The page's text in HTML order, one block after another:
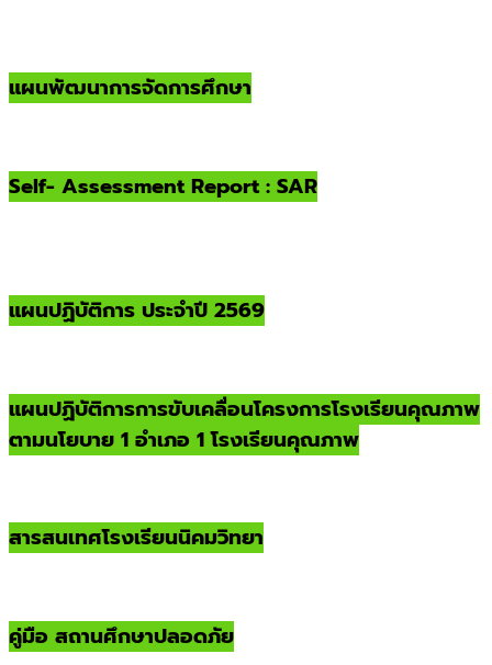
แผนพัฒนาการจัดการศึกษา
Self- Assessment Report : SAR
แผนปฏิบัติการ ประจำปี 2569
แผนปฏิบัติการการขับเคลื่อนโครงการโรงเรียนคุณภาพ
ตามนโยบาย 1 อำเภอ 1 โรงเรียนคุณภาพ
สารสนเทศโรงเรียนนิคมวิทยา
คู่มือ สถานศึกษาปลอดภัย